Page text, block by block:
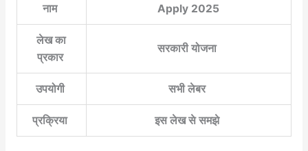
नाम
Apply 2025
लेख का
प्रकार
सरकारी योजना
उपयोगी सभी लेबर
प्रक्रिया इस लेख से समझे